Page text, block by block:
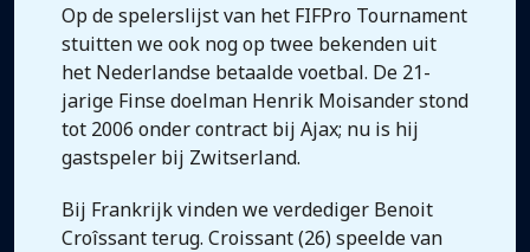
Op de spelerslijst van het FIFPro Tournament
stuitten we ook nog op twee bekenden uit
het Nederlandse betaalde voetbal. De 21-
jarige Finse doelman Henrik Moisander stond
tot 2006 onder contract bij Ajax; nu is hij
gastspeler bij Zwitserland.
Bij Frankrijk vinden we verdediger Benoit
Croîssant terug. Croissant (26) speelde van